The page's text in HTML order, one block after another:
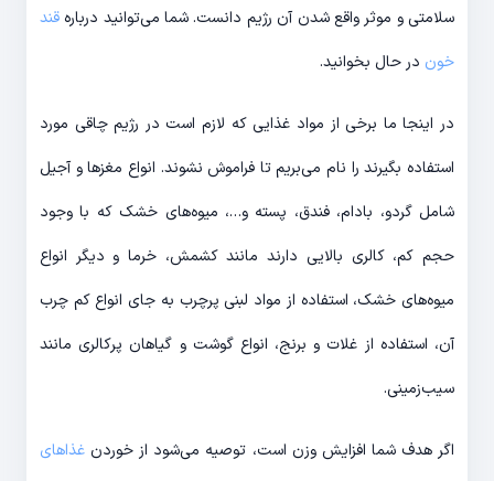
سلامتی و موثر واقع شدن آن رژیم دانست. شما می‌توانید درباره قند
خون در حال بخوانید.
در اینجا ما برخی از مواد غذایی که لازم است در رژیم چاقی مورد
استفاده بگیرند را نام می‌بریم تا فراموش نشوند. انواع مغزها و آجیل
شامل گردو، بادام، فندق، پسته و…، میوه‌های خشک که با وجود
حجم کم، کالری بالایی دارند مانند کشمش، خرما و دیگر انواع
میوه‌های خشک، استفاده از مواد لبنی پرچرب به جای انواع کم‌ چرب
آن، استفاده از غلات و برنج، انواع گوشت و گیاهان پرکالری مانند
سیب‌زمینی.
اگر هدف شما افزایش وزن است، توصیه می‌شود از خوردن غذاهای